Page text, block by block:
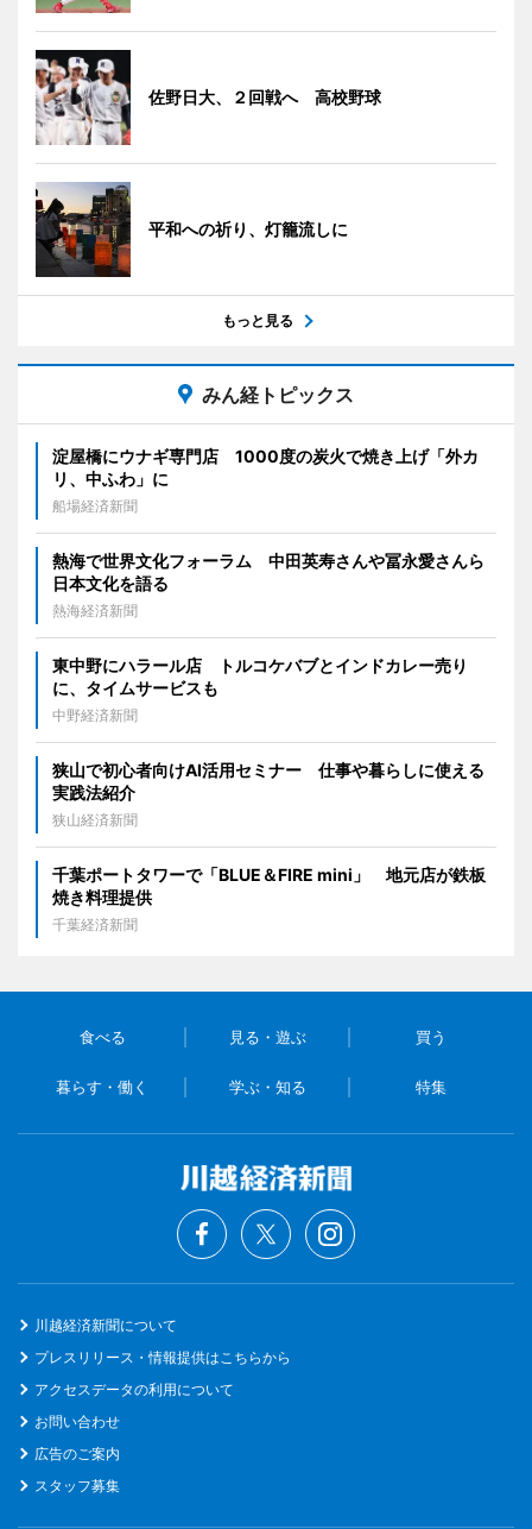
佐野日大、２回戦へ 高校野球
平和への祈り、灯籠流しに
もっと見る
みん経トピックス
淀屋橋にウナギ専門店 1000度の炭火で焼き上げ「外カ
リ、中ふわ」に
船場経済新聞
熱海で世界文化フォーラム 中田英寿さんや冨永愛さんら
日本文化を語る
熱海経済新聞
東中野にハラール店 トルコケバブとインドカレー売り
に、タイムサービスも
中野経済新聞
狭山で初心者向けAI活用セミナー 仕事や暮らしに使える
実践法紹介
狭山経済新聞
千葉ポートタワーで「BLUE＆FIRE mini」 地元店が鉄板
焼き料理提供
千葉経済新聞
食べる 見る・遊ぶ 買う
暮らす・働く 学ぶ・知る 特集
川越経済新聞について
プレスリリース・情報提供はこちらから
アクセスデータの利用について
お問い合わせ
広告のご案内
スタッフ募集